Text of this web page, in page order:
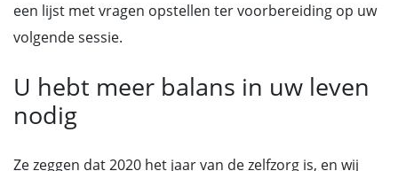
een lijst met vragen opstellen ter voorbereiding op uw
volgende sessie.
U hebt meer balans in uw leven
nodig
Ze zeggen dat 2020 het jaar van de zelfzorg is, en wij